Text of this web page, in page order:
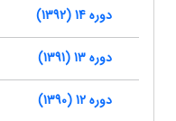
دوره 14 (1392)
دوره 13 (1391)
دوره 12 (1390)